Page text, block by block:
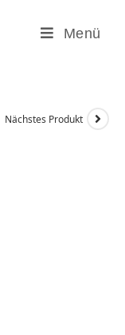
Menü
Nächstes Produkt